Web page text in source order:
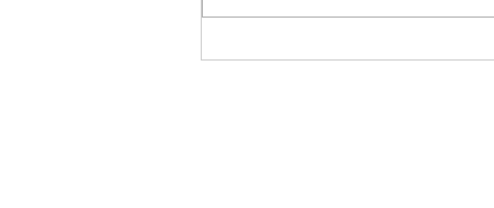
Meet Daniel and Lucia from